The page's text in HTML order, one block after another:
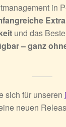
in
und das
– ganz
sich für unseren
neuen